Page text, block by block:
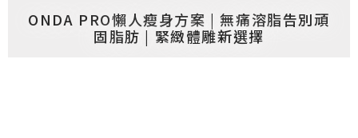
ONDA PRO懶人瘦身方案 | 無痛溶脂告別頑
固脂肪 | 緊緻體雕新選擇